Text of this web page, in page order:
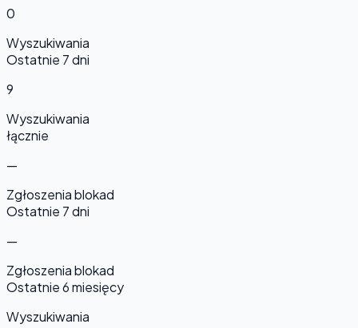
0
Wyszukiwania
Ostatnie 7 dni
9
Wyszukiwania
łącznie
—
Zgłoszenia blokad
Ostatnie 7 dni
—
Zgłoszenia blokad
Ostatnie 6 miesięcy
Wyszukiwania